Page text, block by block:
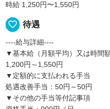
時給 1,250円〜1,550円
favorite_border 待遇
----給与詳細----
▼基本給（月額平均）又は時間
1,200円～1,550円
▼定額的に支払われる手当
処遇改善手当：50円～50円
▼その他の手当等付記事項